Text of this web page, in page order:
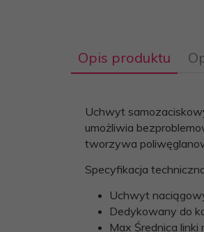
Opis produktu
Uchwyt
umożliwia
tworzywa
Specyfikacja
Uchwyt
Dedykowany do
Max Średnica linki